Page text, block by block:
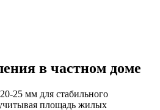
в частном доме
20-25 мм для стабильного
площадь жилых